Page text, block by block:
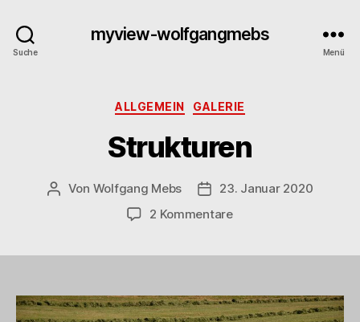
Suche
myview-wolfgangmebs
Menü
Kategorien
ALLGEMEIN GALERIE
Strukturen
Beitragsautor
Von Wolfgang Mebs Beitragsdatum
23. Januar 2020
2 Kommentarezu